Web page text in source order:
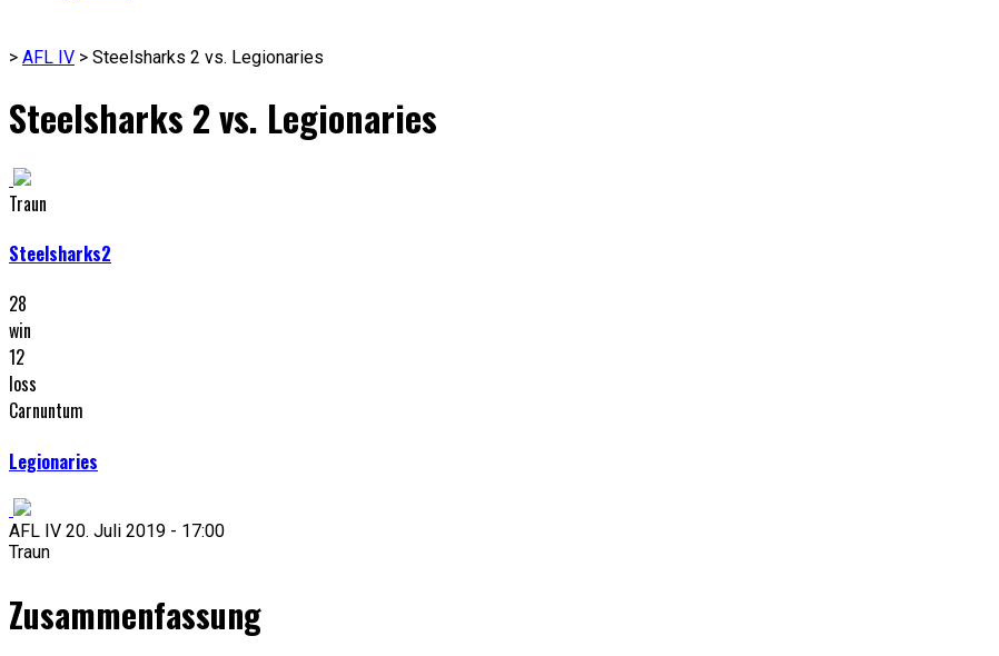
> AFL IV > Steelsharks 2 vs. Legionaries
Steelsharks 2 vs. Legionaries
Traun
Steelsharks2
28
win
12
loss
Carnuntum
Legionaries
AFL IV 20. Juli 2019 - 17:00
Traun
Zusammenfassung